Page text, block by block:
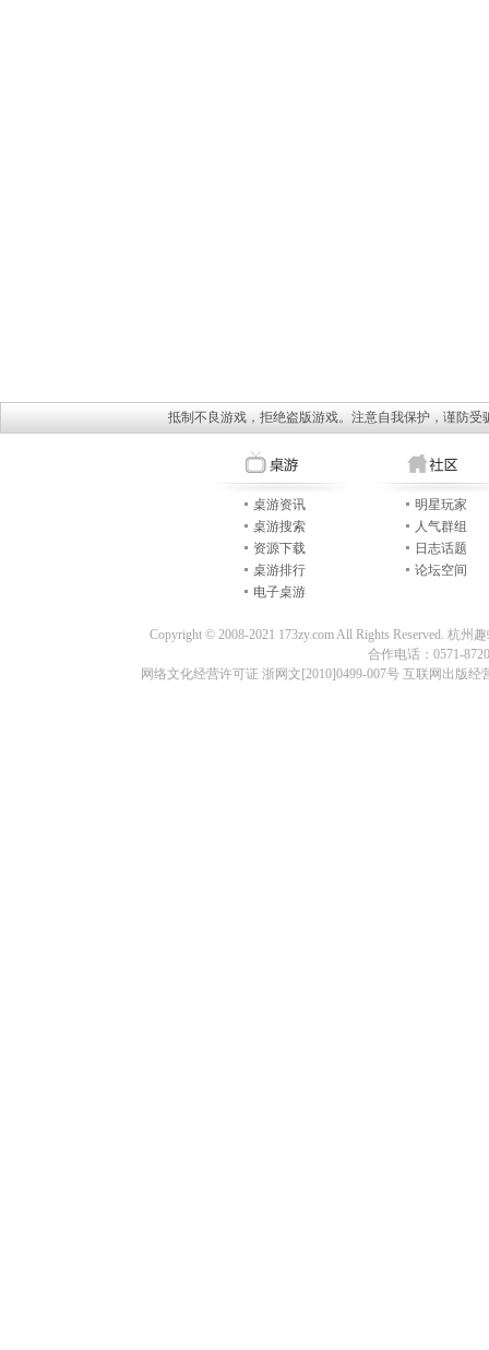
抵制不良游戏，拒绝盗版游戏。注意自我保护，谨防
桌游资讯
桌游搜索
资源下载
桌游排行
电子桌游
明星玩家
人气群组
日志话题
论坛空间
Copyright © 2008-2021 173zy.com All Rights Reserved. 杭
合作电话：0571-
网络文化经营许可证 浙网文[2010]0499-007号 互联网出版